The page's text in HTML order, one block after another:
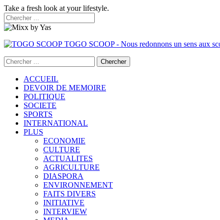
Take a fresh look at your lifestyle.
TOGO SCOOP - Nous redonnons un sens aux
ACCUEIL
DEVOIR DE MEMOIRE
POLITIQUE
SOCIETE
SPORTS
INTERNATIONAL
PLUS
ECONOMIE
CULTURE
ACTUALITES
AGRICULTURE
DIASPORA
ENVIRONNEMENT
FAITS DIVERS
INITIATIVE
INTERVIEW